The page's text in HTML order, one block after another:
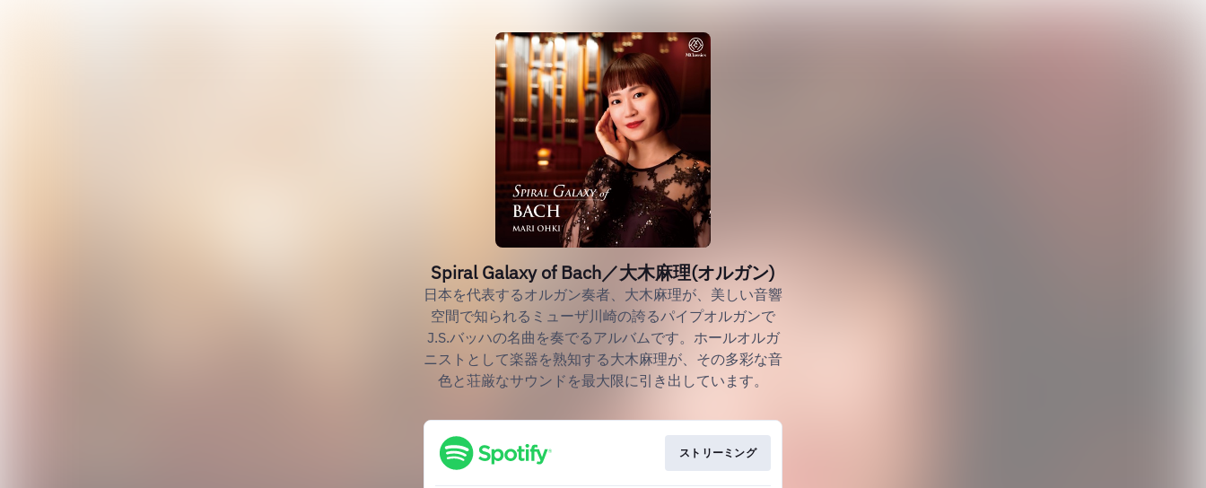
Spiral Galaxy of Bach／大木麻理(オルガン)
日本を代表するオルガン奏者、大木麻理が、美しい音響
空間で知られるミューザ川崎の誇るパイプオルガンで
J.S.バッハの名曲を奏でるアルバムです。ホールオルガ
ニストとして楽器を熟知する大木麻理が、その多彩な音
色と荘厳なサウンドを最大限に引き出しています。
ストリーミング